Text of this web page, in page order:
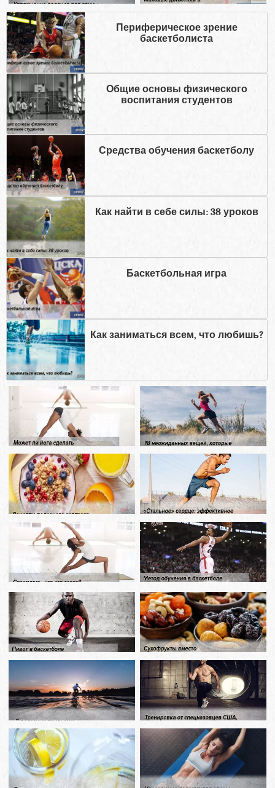
Периферическое зрение
баскетболиста
Общие основы физического
воспитания студентов
Средства обучения баскетболу
Как найти в себе силы: 38 уроков
Баскетбольная игра
Как заниматься всем, что любишь?